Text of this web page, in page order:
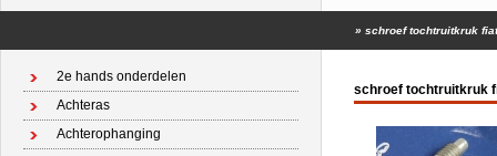
» schroef tochtruitkruk
2e hands onderdelen
Achteras
Achterophanging
schroef tochtruitkruk